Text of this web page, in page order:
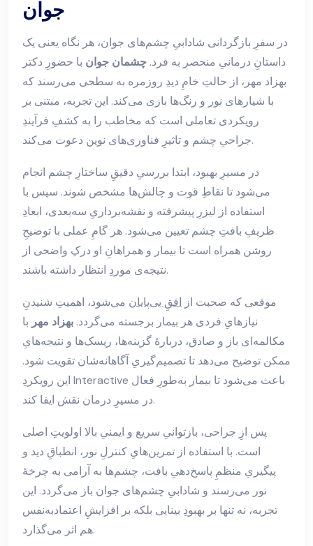
جوان
در سفرِ بازگردانی شادابیِ چشم‌های جوان، هر نگاه یعنی یک
داستانِ درمانیِ منحصر به فرد. چشمان جوان با حضورِ دکتر
بهزاد مهر، از حالتِ خامِ دیدِ روزمره به سطحی می‌رسند که
با شیارهای نور و رنگ‌ها بازی می‌کند. این تجربه، مبتنی بر
رویکردی تعاملی است که مخاطب را به کشفِ فرآیندِ
جراحیِ چشم و تاثیرِ فناوری‌های نوین دعوت می‌کند.
در مسیرِ بهبود، ابتدا بررسیِ دقیقِ ساختارِ چشم انجام
می‌شود تا نقاطِ قوت و چالش‌ها مشخص شوند. سپس با
استفاده از لیزرِ پیشرفته و نقشه‌برداریِ سه‌بعدی، ابعادِ
ظریفِ بافتِ چشم تعیین می‌شود. هر گامِ عملی با توضیحِ
روشن همراه است تا بیمار و همراهانِ او درکِ واضحی از
نتیجه‌ی موردِ انتظار داشته باشند.
موقعی که صحبت از افقِ بی‌پایان می‌شود، اهمیتِ شنیدنِ
نیازهایِ فردی هر بیمار برجسته می‌گردد. بهزاد مهر با
مکالمه‌ای باز و صادق، دربارهٔ گزینه‌ها، ریسک‌ها و نتیجه‌هایِ
ممکن توضیح می‌دهد تا تصمیم‌گیریِ آگاهانه‌شان تقویت شود.
این رویکردِ Interactive باعث می‌شود تا بیمار به‌طورِ فعال
در مسیرِ درمان نقش ایفا کند.
پس ازِ جراحی، بازتوانیِ سریع و ایمنیِ بالا اولویتِ اصلی
است. با استفاده از تمرین‌هایِ کنترلِ نور، انطباقِ دید و
پیگیریِ منظمِ پاسخ‌دهیِ بافت، چشم‌ها به آرامی به چرخهٔ
نور می‌رسند و شادابیِ چشم‌های جوان باز می‌گردد. این
تجربه، نه تنها بر بهبودِ بینایی بلکه بر افزایشِ اعتمادبه‌نفس
هم اثر می‌گذارد.